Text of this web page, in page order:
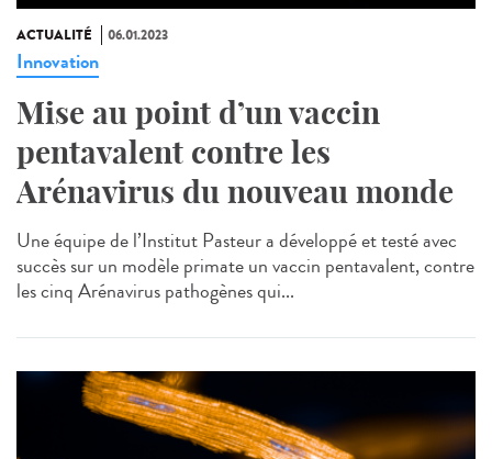
ACTUALITÉ 06.01.2023
Innovation
Mise au point d’un vaccin
pentavalent contre les
Arénavirus du nouveau monde
Une équipe de l’Institut Pasteur a développé et testé avec
succès sur un modèle primate un vaccin pentavalent, contre
les cinq Arénavirus pathogènes qui...